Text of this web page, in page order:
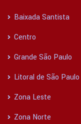
Baixada Santista
Centro
Grande São Paulo
Litoral de São Paulo
Zona Leste
Zona Norte